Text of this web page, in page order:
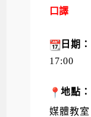
口譯
日期：
17:00
地點：
媒體教室